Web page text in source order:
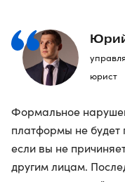
юрист
Формальное
платформы не
если вы не
другим лицам.